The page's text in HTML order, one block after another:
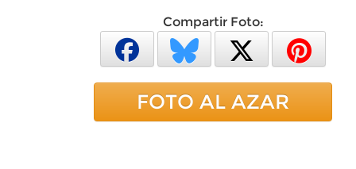
Compartir Foto:
FOTO AL AZAR